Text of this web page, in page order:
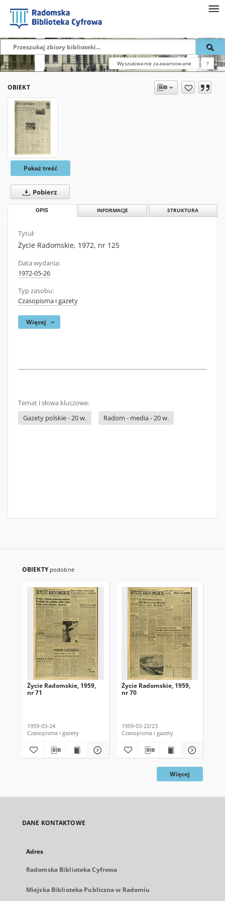
Wyszukiwanie zaawansowane ?
OBIEKT
Pokaż treść
Pobierz
OPIS INFORMACJE STRUKTURA
Tytuł:
Życie Radomskie, 1972, nr 125
Data wydania:
1972-05-26
Typ zasobu:
Czasopisma i gazety
Więcej
Temat i słowa kluczowe:
Gazety polskie - 20 w.
Radom - media - 20 w.
OBIEKTY podobne
Życie Radomskie, 1959,
nr 71
1959-03-24
Czasopisma i gazety
Życie Radomskie, 1959,
nr 70
1959-03-22/23
Czasopisma i gazety
Więcej
DANE KONTAKTOWE
Adres
Radomska Biblioteka Cyfrowa
Miejska Biblioteka Publiczna w Radomiu